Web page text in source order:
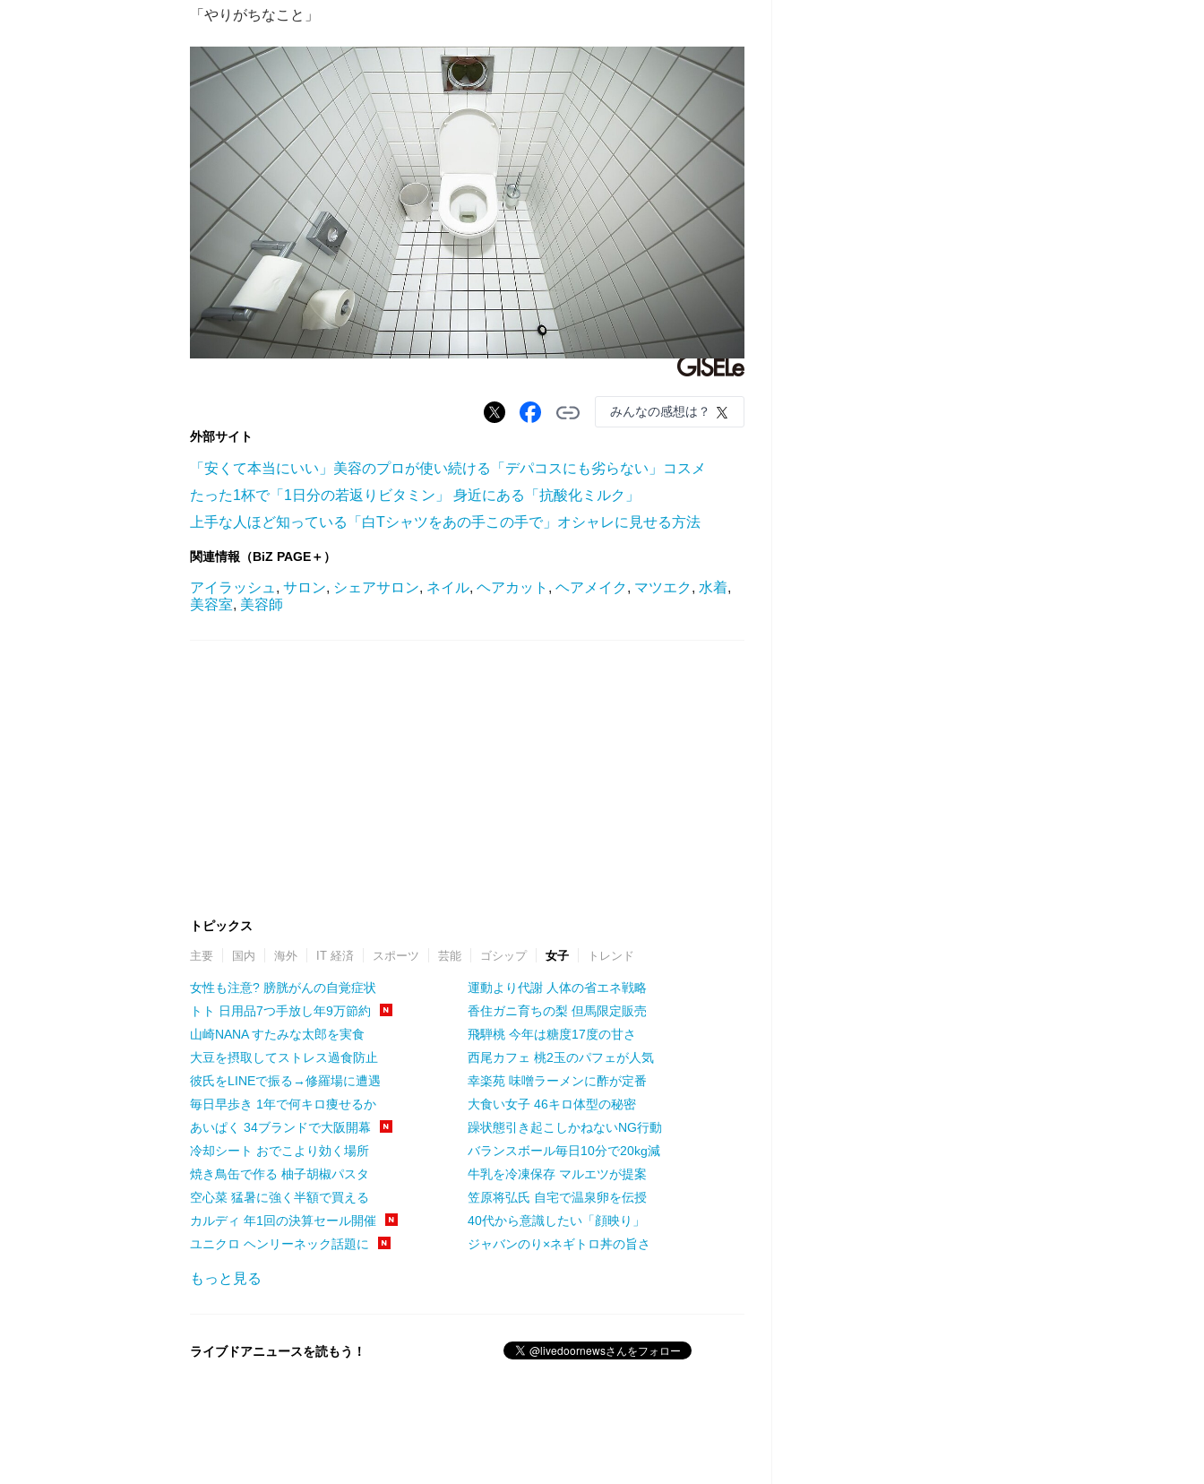
「やりがちなこと」
みんなの感想は？
外部サイト
「安くて本当にいい」美容のプロが使い続ける「デパコスにも劣らない」コスメ
たった1杯で「1日分の若返りビタミン」 身近にある「抗酸化ミルク」
上手な人ほど知っている「白Tシャツをあの手この手で」オシャレに見せる方法
関連情報（BiZ PAGE＋）
アイラッシュ , サロン, シェアサロン, ネイル, ヘアカット , ヘアメイク, マツエク, 水着,
美容室, 美容師
トピックス
主要 国内 海外 IT 経済 スポーツ 芸能 ゴシップ 女子 トレンド
女性も注意? 膀胱がんの自覚症状
トト 日用品7つ手放し年9万節約
山崎NANA すたみな太郎を実食
大豆を摂取してストレス過食防止
彼氏をLINEで振る→修羅場に遭遇
毎日早歩き 1年で何キロ痩せるか
あいぱく 34ブランドで大阪開幕
冷却シート おでこより効く場所
焼き鳥缶で作る 柚子胡椒パスタ
空心菜 猛暑に強く半額で買える
カルディ 年1回の決算セール開催
ユニクロ ヘンリーネック話題に
運動より代謝 人体の省エネ戦略
香住ガニ育ちの梨 但馬限定販売
飛騨桃 今年は糖度17度の甘さ
西尾カフェ 桃2玉のパフェが人気
幸楽苑 味噌ラーメンに酢が定番
大食い女子 46キロ体型の秘密
躁状態引き起こしかねないNG行動
バランスボール毎日10分で20kg減
牛乳を冷凍保存 マルエツが提案
笠原将弘氏 自宅で温泉卵を伝授
40代から意識したい「顔映り」
ジャバンのり×ネギトロ丼の旨さ
もっと見る
ライブドアニュースを読もう！